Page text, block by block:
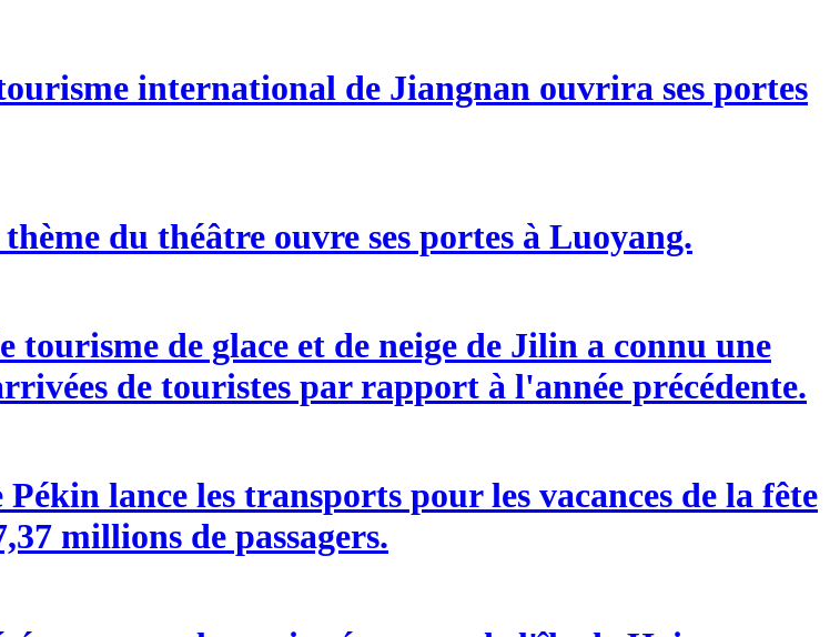
international de Jiangnan ouvrira ses portes
du théâtre ouvre ses portes à Luoyang.
tourisme de glace et de neige de Jilin a connu une
de touristes par rapport à l'année précédente.
lance les transports pour les vacances de la fête
millions de passagers.